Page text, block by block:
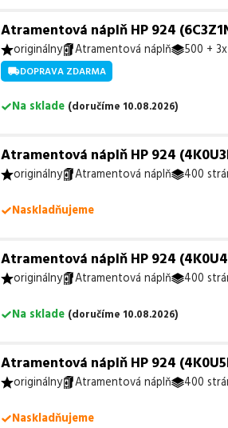
Atramentová náplň HP 924
originálny Atramentová náplň 500 +
DOPRAVA ZDARMA
Na sklade (doručíme 10.08.2026)
Atramentová náplň HP 924
originálny Atramentová náplň 400
Naskladňujeme
Atramentová náplň HP 924
originálny Atramentová náplň 400
Na sklade (doručíme 10.08.2026)
Atramentová náplň HP 924
originálny Atramentová náplň 400
Naskladňujeme